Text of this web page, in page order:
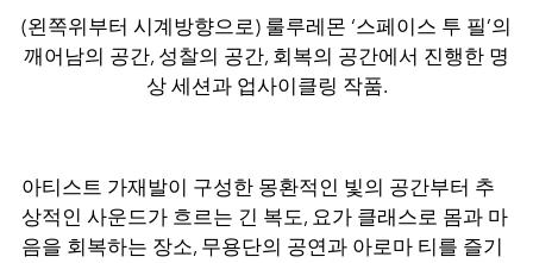
(왼쪽위부터 시계방향으로) 룰루레몬 ‘스페이스 투 필’의
깨어남의 공간, 성찰의 공간, 회복의 공간에서 진행한 명
상 세션과 업사이클링 작품.
아티스트 가재발이 구성한 몽환적인 빛의 공간부터 추
상적인 사운드가 흐르는 긴 복도, 요가 클래스로 몸과 마
음을 회복하는 장소, 무용단의 공연과 아로마 티를 즐기